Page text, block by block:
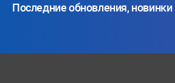
Последние обновления,